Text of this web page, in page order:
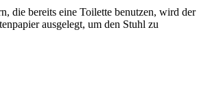
die bereits eine Toilette benutzen, wird der
ausgelegt, um den Stuhl zu